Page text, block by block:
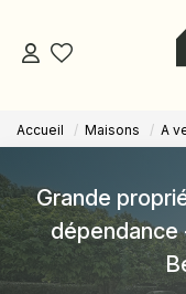
Accueil Maisons A
Grande
dépendance